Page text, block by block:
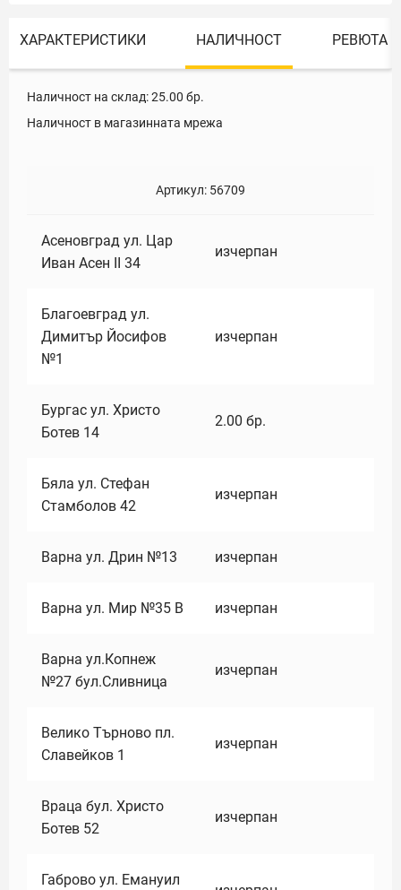
ХАРАКТЕРИСТИКИ НАЛИЧНОСТ РЕВЮТА
Наличност на склад:25.00 бр.
Наличност в магазинната мрежа
Артикул: 56709
Асеновград ул. Цар
Иван Асен II 34
изчерпан
Благоевград ул.
Димитър Йосифов
№1
изчерпан
Бургас ул. Христо
Ботев 14
2.00 бр.
Бяла ул. Стефан
Стамболов 42
изчерпан
Варна ул. Дрин №13 изчерпан
Варна ул. Мир №35 В изчерпан
Варна ул.Копнеж
№27 бул.Сливница
изчерпан
Велико Търново пл.
Славейков 1
изчерпан
Враца бул. Христо
Ботев 52
изчерпан
Габрово ул. Емануил